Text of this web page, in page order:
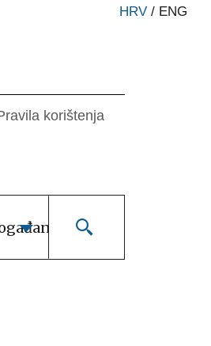
HRV / ENG
korištenja